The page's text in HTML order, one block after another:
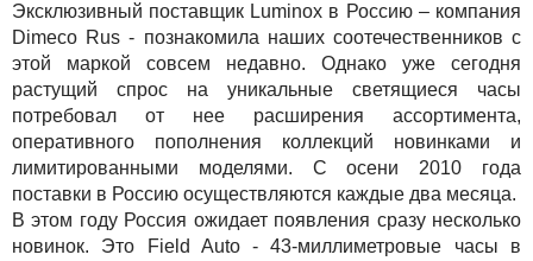
Эксклюзивный поставщик Luminox в Россию – компания
Dimeco Rus - познакомила наших соотечественников с
этой маркой совсем недавно. Однако уже сегодня
растущий спрос на уникальные светящиеся часы
потребовал от нее расширения ассортимента,
оперативного пополнения коллекций новинками и
лимитированными моделями. С осени 2010 года
поставки в Россию осуществляются каждые два месяца.
В этом году Россия ожидает появления сразу несколько
новинок. Это Field Auto - 43-миллиметровые часы в